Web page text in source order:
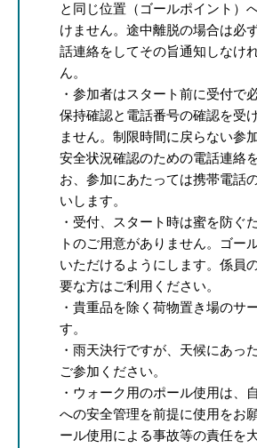
と同じ位置（ゴールポイント）
けません。途中離脱の場合は必
話連絡をしてその旨通知しなけ
ん。
・参加者はスタート前に受付で
保持確認と電話番号の確認を受
ません。制限時間に戻らない参
安全状況確認のための電話連絡
お、参加にあたっては携帯電話
いします。
・受付、スタート時は蜜を防ぐ
トのご用意がありません。ゴー
いただけるようにします。係員
要な方はご利用ください。
・貴重品を除く荷物置き場のサ
す。
・雨天決行ですが、天候にあっ
ご参加ください。
・ウォーク用のポール使用は、
への安全管理を前提に使用をお
ール使用による事故等の責任を